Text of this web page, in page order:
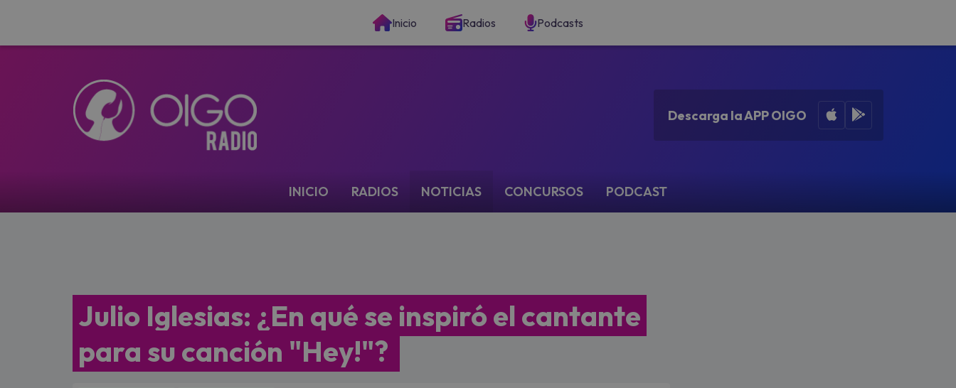
Inicio Radios Podcasts
Descarga la APP OIGO Apple App Store
INICIO RADIOS NOTICIAS CONCURSOS PODCAST
Julio Iglesias: ¿En qué se inspiró el cantante
para su canción "Hey!"?